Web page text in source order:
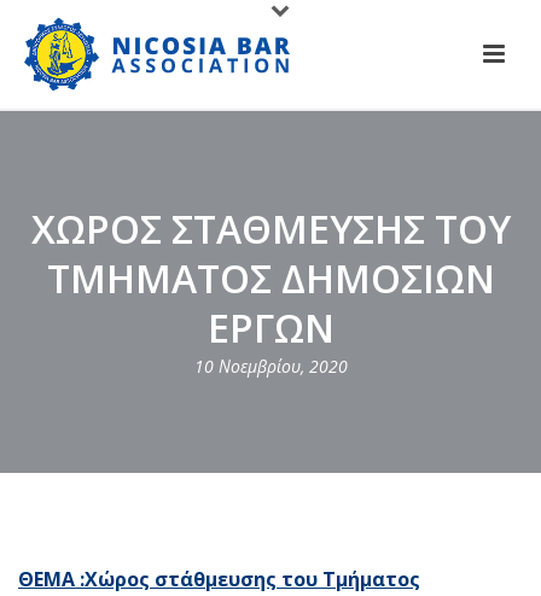
ΧΩΡΟΣ ΣΤΑΘΜΕΥΣΗΣ ΤΟΥ
ΤΜΗΜΑΤΟΣ ΔΗΜΟΣΙΩΝ
ΕΡΓΩΝ
10 Νοεμβρίου, 2020
ΘΕΜΑ :Χώρος στάθμευσης του Τμήματος